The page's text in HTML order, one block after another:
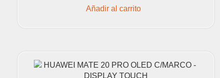
Añadir al carrito